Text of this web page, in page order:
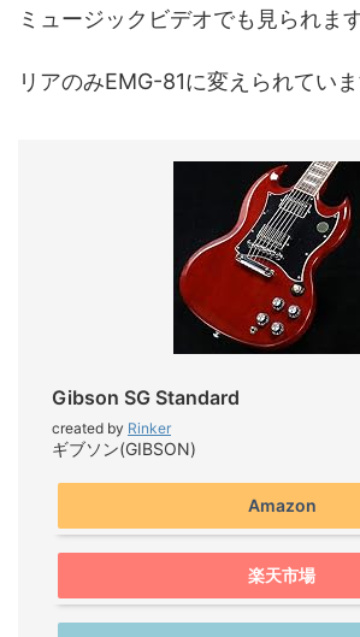
ミュージックビデオでも見られます
リアのみEMG-81に変えられていま
Gibson SG Standard
created by Rinker
ギブソン(GIBSON)
Amazon
楽天市場